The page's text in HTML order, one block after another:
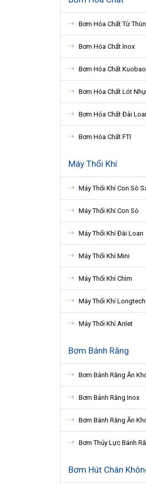
Bơm Hóa Chất Từ
Bơm Hóa Chất Inox
Bơm Hóa Chất Kuobao
Bơm Hóa Chất Lót
Bơm Hóa Chất Đài
Bơm Hóa Chất FTI
Máy Thổi Khí
Máy Thổi Khí Con Sò
Máy Thổi Khí Con Sò
Máy Thổi Khí Đài Loan
Máy Thổi Khí Mini
Máy Thổi Khí Chìm
Máy Thổi Khí Longtech
Máy Thổi Khí Anlet
Bơm Bánh Răng
Bơm Bánh Răng Ăn
Bơm Bánh Răng Inox
Bơm Bánh Răng Ăn
Bơm Thủy Lực Bánh
Bơm Hút Chân